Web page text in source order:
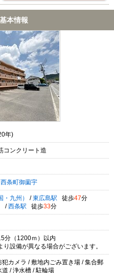
本情報
年)
コンクリート造
西条町御薗宇
・九州） / 東広島駅 徒歩47分
/ 西条駅 徒歩33分
分（1200ｍ）以内
設備が異なる場合がございます。
犯カメラ / 敷地内ごみ置き場 / 集合郵
/ 浄水槽 / 駐輪場